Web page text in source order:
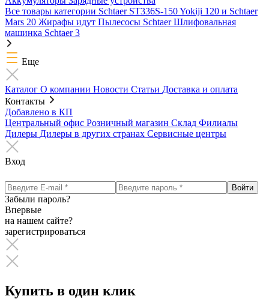
Все товары категории Schtaer ST336S-150Yokiji 120 и Schtaer
Mars 20 Жирафы идут Пылесосы SchtaerШлифовальная
машинка Schtaer 3
Еще
Каталог О компании Новости Статьи Доставка и оплата
Контакты
Добавлено в КП
Центральный офис Розничный магазин Склад Филиалы
Дилеры Дилеры в других странах Сервисные центры
Вход
Забыли пароль?
Впервые
на нашем сайте?
зарегистрироваться
Купить в один клик